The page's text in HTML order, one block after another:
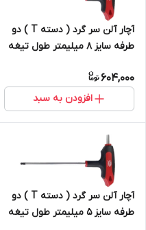
آچار آلن سر گرد ( دسته T ) دو
طرفه سایز 8 میلیمتر طول تیغه
604,000
افزودن به سبد
آچار آلن سر گرد ( دسته T ) دو
طرفه سایز 5 میلیمتر طول تیغه